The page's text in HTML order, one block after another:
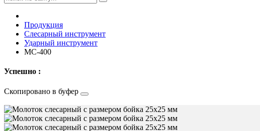
Продукция
Слесарный инструмент
Ударный инструмент
МС-400
Успешно :
Скопировано в буфер